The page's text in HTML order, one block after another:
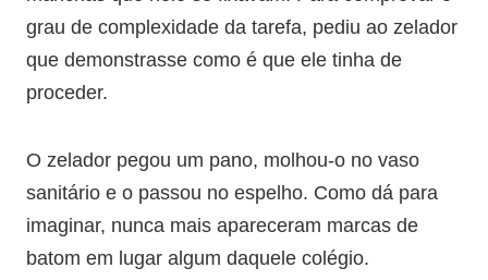
grau de complexidade da tarefa, pediu ao zelador
que demonstrasse como é que ele tinha de
proceder.
O zelador pegou um pano, molhou-o no vaso
sanitário e o passou no espelho. Como dá para
imaginar, nunca mais apareceram marcas de
batom em lugar algum daquele colégio.